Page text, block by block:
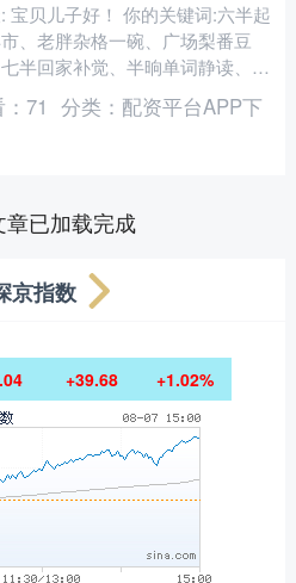
宝贝儿子好！ 你的关键词:六半起
、老胖杂格一碗、广场梨番豆
半回家补觉、半晌单词静读、十
楼午餐、十二半背单词、一点四十
四点绿道骑行、....
71 分类： 配资平台APP下
章已加载完成
京指数
+39.68 +1.02%